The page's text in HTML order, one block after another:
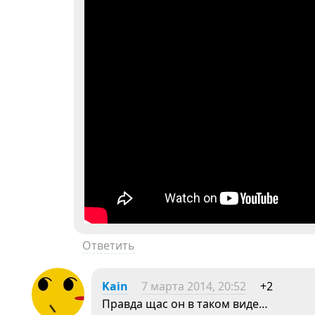
Ответить
Kain 7 марта 2014, 20:52
+2
Правда щас он в таком виде…